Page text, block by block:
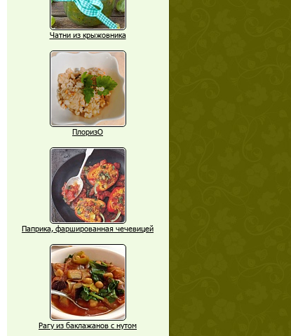
Чатни из крыжовника
ПлоризО
Паприка, фаршированная чечевицей
Рагу из баклажанов с нутом